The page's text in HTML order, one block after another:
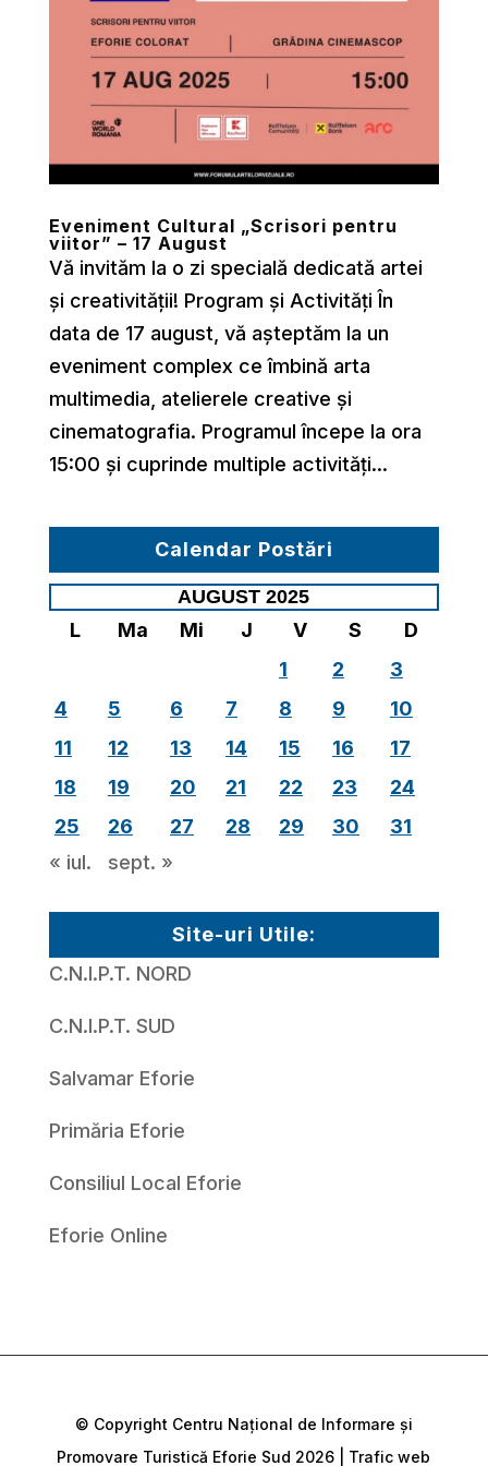
Eveniment Cultural „Scrisori pentru
viitor” – 17 August
Vă invităm la o zi specială dedicată artei
și creativității! Program și Activități În
data de 17 august, vă așteptăm la un
eveniment complex ce îmbină arta
multimedia, atelierele creative și
cinematografia. Programul începe la ora
15:00 și cuprinde multiple activități...
Calendar Postări
AUGUST 2025
L Ma Mi J V S
D
1
2
3
4
5 6 7 8 9
10
11
12 13 14 15 16
17
18
19 20 21 22 23
24
25
26 27 28 29 30
31
« iul.
sept. »
Site-uri Utile:
C.N.I.P.T. NORD
C.N.I.P.T. SUD
Salvamar Eforie
Primăria Eforie
Consiliul Local Eforie
Eforie Online
© Copyright Centru Național de Informare și
Promovare Turistică Eforie Sud 2026 | Trafic web